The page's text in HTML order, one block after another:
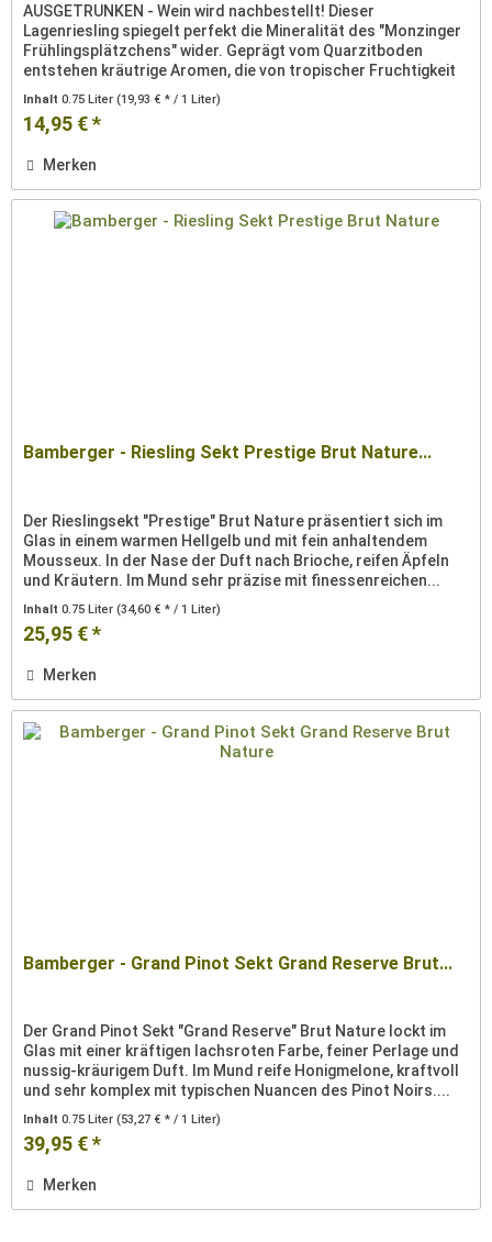
AUSGETRUNKEN - Wein wird nachbestellt! Dieser
Lagenriesling spiegelt perfekt die Mineralität des "Monzinger
Frühlingsplätzchens" wider. Geprägt vom Quarzitboden
entstehen kräutrige Aromen, die von tropischer Fruchtigkeit
umspielt werden....
Inhalt0.75 Liter(19,93 € * / 1 Liter)
14,95 € *
Merken
Bamberger - Riesling Sekt Prestige Brut Nature...
Der Rieslingsekt "Prestige" Brut Nature präsentiert sich im
Glas in einem warmen Hellgelb und mit fein anhaltendem
Mousseux. In der Nase der Duft nach Brioche, reifen Äpfeln
und Kräutern. Im Mund sehr präzise mit finessenreichen...
Inhalt0.75 Liter(34,60 € * / 1 Liter)
25,95 € *
Merken
Bamberger - Grand Pinot Sekt Grand Reserve Brut...
Der Grand Pinot Sekt "Grand Reserve" Brut Nature lockt im
Glas mit einer kräftigen lachsroten Farbe, feiner Perlage und
nussig-kräurigem Duft. Im Mund reife Honigmelone, kraftvoll
und sehr komplex mit typischen Nuancen des Pinot Noirs....
Inhalt0.75 Liter(53,27 € * / 1 Liter)
39,95 € *
Merken